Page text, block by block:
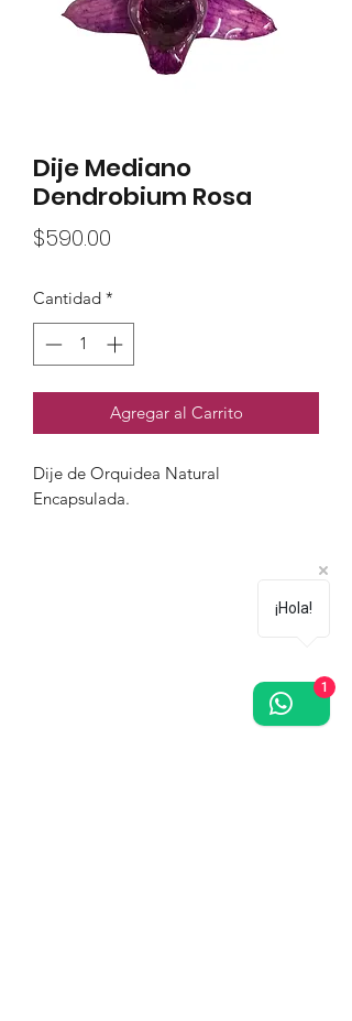
Dije Mediano
Dendrobium Rosa
$590.00
Cantidad *
Agregar al Carrito
Dije de Orquidea Natural
Encapsulada.
¡Hola!
1